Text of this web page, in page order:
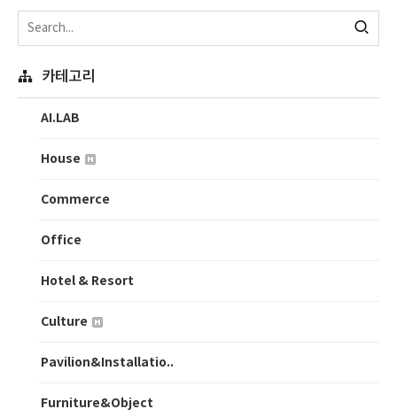
카테고리
AI.LAB
House
Commerce
Office
Hotel & Resort
Culture
Pavilion&Installatio..
Furniture&Object